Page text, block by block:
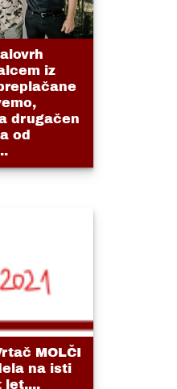
iz
drugačen
od
MOLČI
na isti
let....